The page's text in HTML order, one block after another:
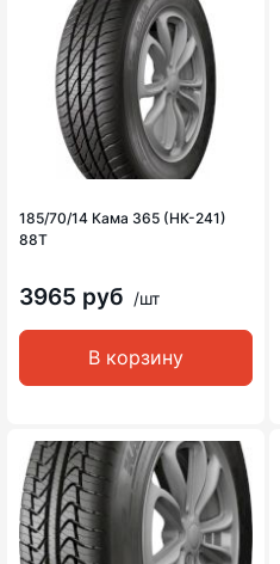
185/70/14 Кама 365 (НК-241)
88T
3965 руб /шт
В корзину